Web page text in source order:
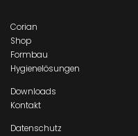
Corian
Shop
Formbau
Hygienelösungen
Downloads
Kontakt
Datenschutz